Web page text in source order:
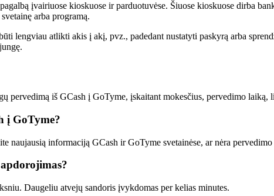
įvairiuose kioskuose ir parduotuvėse. Šiuose kioskuose dirba
arba programą.
lengviau atlikti akis į akį, pvz., padedant nustatyti paskyrą arba
pervedimą iš GCash į GoTyme, įskaitant mokesčius, pervedimo laiką,
į GoTyme?
naujausią informaciją GCash ir GoTyme svetainėse, ar nėra
Daugeliu atvejų sandoris įvykdomas per kelias minutes.